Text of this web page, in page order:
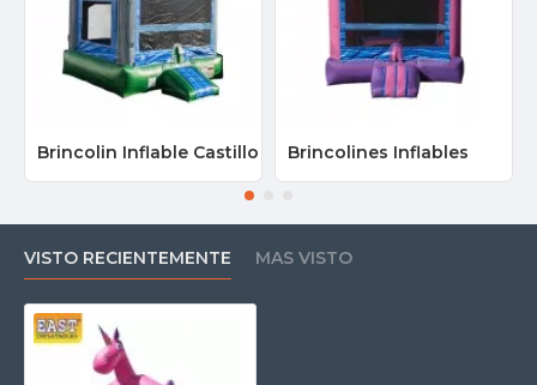
Brincolin Inflable Castillo Brincolines Inflables
VISTO RECIENTEMENTE MAS VISTO